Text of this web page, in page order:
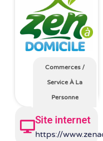
Commerces /
Service À La
Personne
Site internet
https://